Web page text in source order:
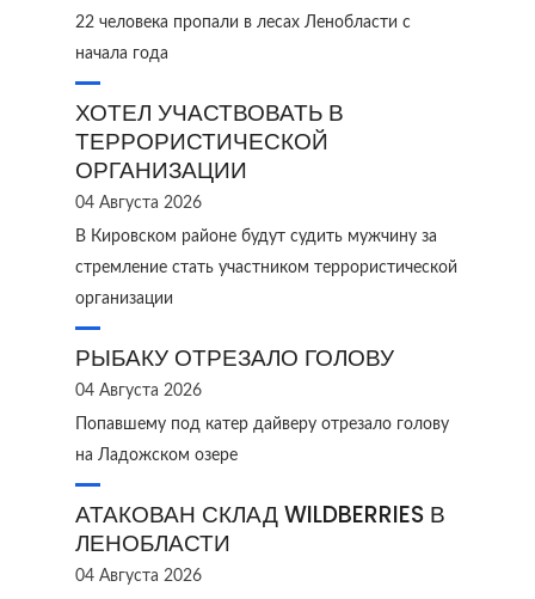
22 человека пропали в лесах Ленобласти с
начала года
ХОТЕЛ УЧАСТВОВАТЬ В
ТЕРРОРИСТИЧЕСКОЙ
ОРГАНИЗАЦИИ
04 Августа 2026
В Кировском районе будут судить мужчину за
стремление стать участником террористической
организации
РЫБАКУ ОТРЕЗАЛО ГОЛОВУ
04 Августа 2026
Попавшему под катер дайверу отрезало голову
на Ладожском озере
АТАКОВАН СКЛАД WILDBERRIES В
ЛЕНОБЛАСТИ
04 Августа 2026